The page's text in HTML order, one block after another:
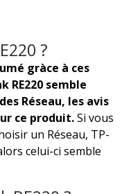
?
gràce à ces
RE220 semble
Réseau, les avis
ce produit.Si vous
un Réseau, TP-
celui-ci semble